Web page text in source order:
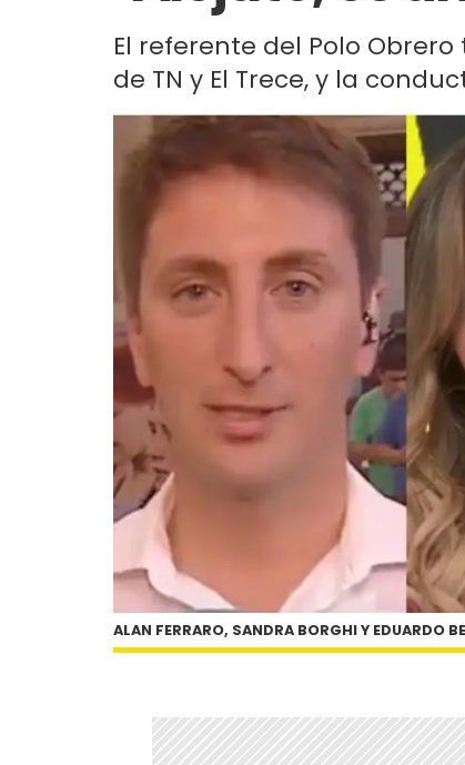
El referente del Polo
de TN y El Trece, y la
ALAN FERRARO, SANDRA BORGHI Y EDUARDO